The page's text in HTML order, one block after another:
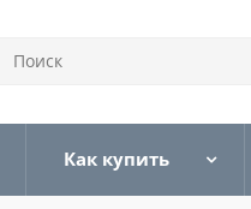
Как купить